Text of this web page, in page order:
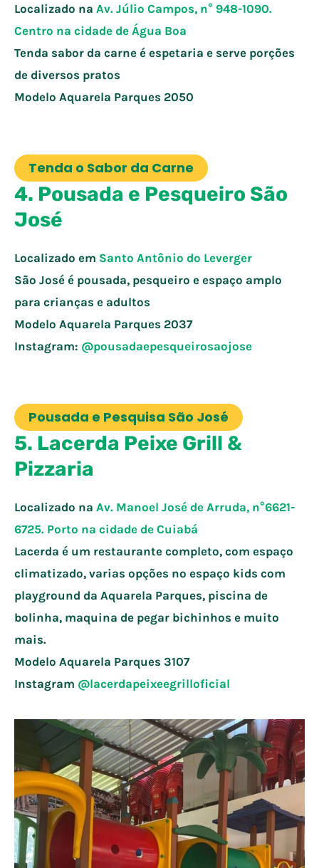
Localizado na Av. Júlio Campos, n° 948-1090.
Centro na cidade de Água Boa
Tenda sabor da carne é espetaria e serve porções
de diversos pratos
Modelo Aquarela Parques 2050
Tenda o Sabor da Carne
4. Pousada e Pesqueiro São
José
Localizado em Santo Antônio do Leverger
São José é pousada, pesqueiro e espaço amplo
para crianças e adultos
Modelo Aquarela Parques 2037
Instagram: @pousadaepesqueirosaojose
Pousada e Pesquisa São José
5. Lacerda Peixe Grill &
Pizzaria
Localizado na Av. Manoel José de Arruda, n°6621-
6725. Porto na cidade de Cuiabá
Lacerda é um restaurante completo, com espaço
climatizado, varias opções no espaço kids com
playground da Aquarela Parques, piscina de
bolinha, maquina de pegar bichinhos e muito
mais.
Modelo Aquarela Parques 3107
Instagram @lacerdapeixeegrilloficial